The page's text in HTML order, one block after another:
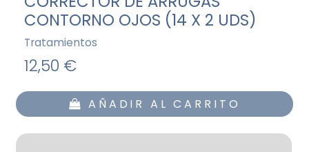
CONTORNO OJOS (14 X 2 UDS)
Tratamientos
12,50 €
AÑADIR AL CARRITO